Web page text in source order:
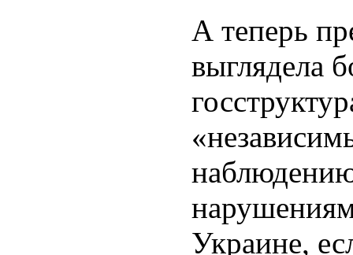
А теперь
выглядела
Украине,